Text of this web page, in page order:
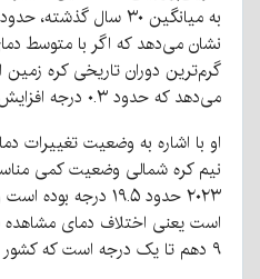
می‌دهد که حدود ۰.۳ درجه افزایش دما را تجربه می‌کند.
او با اشاره به وضعیت تغییرات
نیم کره شمالی وضعیت کمی
است یعنی اختلاف دمای
۹ دهم تا یک درجه است که کشور ما در این نیم کره واقع است.